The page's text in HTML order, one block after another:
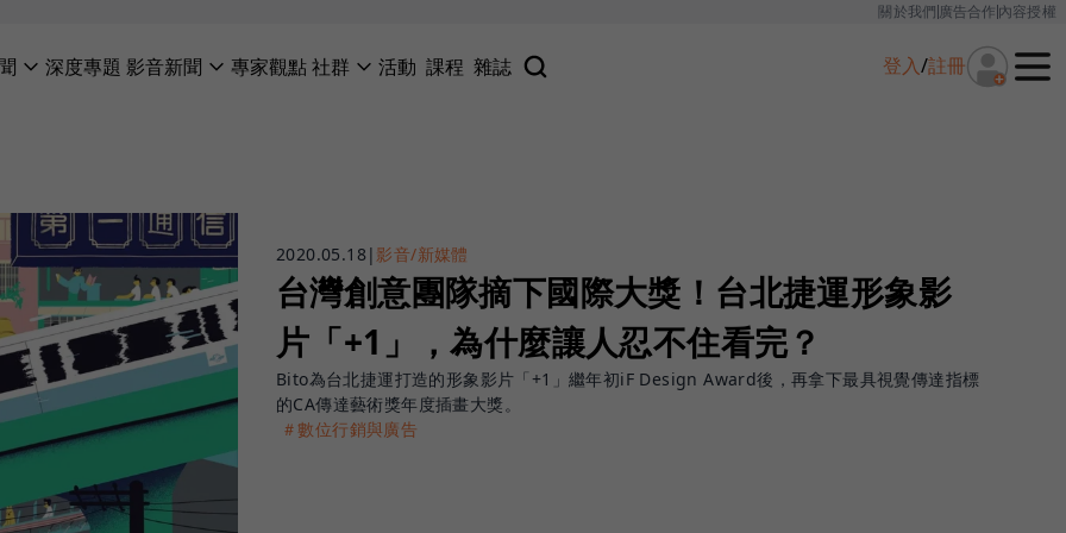
關於我們廣告合作內容授權
深度專題 影音新聞 專家觀點社群 活動 課程 雜誌 登入/註冊
2020.05.18| 影音/新媒體
台灣創意團隊摘下國際大獎！台北捷運形象影
片「+1」，為什麼讓人忍不住看完？
Bito為台北捷運打造的形象影片「+1」繼年初iF Design Award後，再拿下最具視覺傳達指標
的CA傳達藝術獎年度插畫大獎。
＃數位行銷與廣告